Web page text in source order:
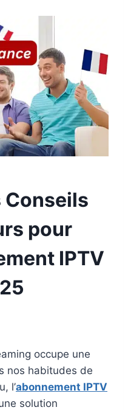
Conseils
pour
IPTV
occupe une
nos habitudes de
l’abonnement IPTV
solution